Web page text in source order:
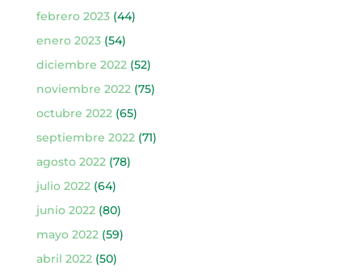
febrero 2023(44)
enero 2023(54)
diciembre 2022(52)
noviembre 2022(75)
octubre 2022(65)
septiembre 2022(71)
agosto 2022(78)
julio 2022(64)
junio 2022(80)
mayo 2022(59)
abril 2022(50)